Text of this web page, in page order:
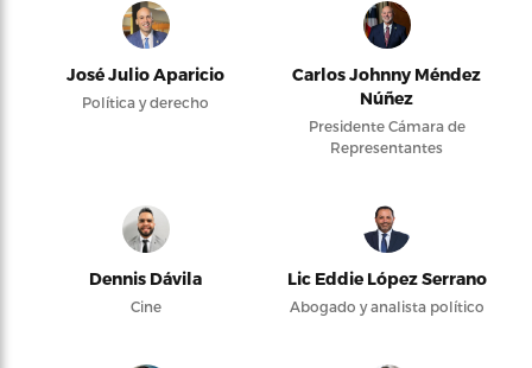
José Julio Aparicio
Política y derecho
Carlos Johnny Méndez
Núñez
Presidente Cámara de
Representantes
Dennis Dávila
Cine
Lic Eddie López Serrano
Abogado y analista político